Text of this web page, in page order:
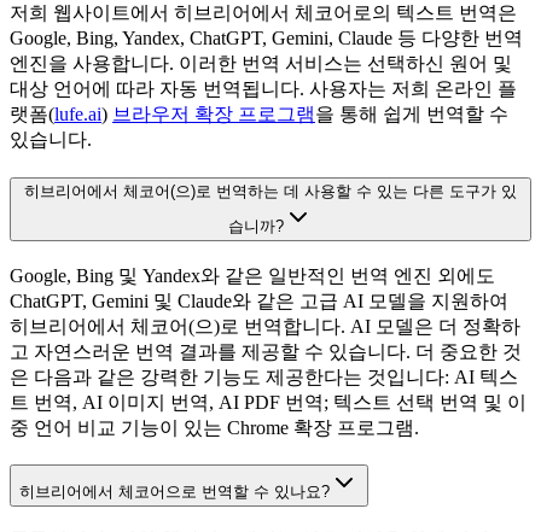
저희 웹사이트에서 히브리어에서 체코어로의 텍스트 번역은
Google, Bing, Yandex, ChatGPT, Gemini, Claude 등 다양한 번역
엔진을 사용합니다. 이러한 번역 서비스는 선택하신 원어 및
대상 언어에 따라 자동 번역됩니다. 사용자는 저희 온라인 플
랫폼(lufe.ai) 브라우저 확장 프로그램을 통해 쉽게 번역할 수
있습니다.
히브리어에서 체코어(으)로 번역하는 데 사용할 수 있는 다른 도구가 있
습니까?
Google, Bing 및 Yandex와 같은 일반적인 번역 엔진 외에도
ChatGPT, Gemini 및 Claude와 같은 고급 AI 모델을 지원하여
히브리어에서 체코어(으)로 번역합니다. AI 모델은 더 정확하
고 자연스러운 번역 결과를 제공할 수 있습니다. 더 중요한 것
은 다음과 같은 강력한 기능도 제공한다는 것입니다: AI 텍스
트 번역, AI 이미지 번역, AI PDF 번역; 텍스트 선택 번역 및 이
중 언어 비교 기능이 있는 Chrome 확장 프로그램.
히브리어에서 체코어으로 번역할 수 있나요?